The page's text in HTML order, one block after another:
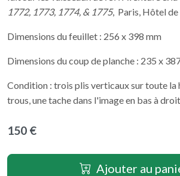
1772, 1773, 1774, & 1775, Paris, Hôtel de
Dimensions du feuillet : 256 x 398 mm
Dimensions du coup de planche : 235 x
Condition : trois plis verticaux sur toute la
trous, une tache dans l'image en bas à
150 €
Ajouter au